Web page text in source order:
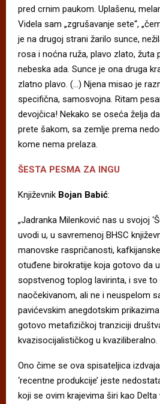
pred crnim paukom. Uplašenu,
Videla sam „zgrušavanje sete“,
je na drugoj strani žarilo sunce,
rosa i noćna ruža, plavo zlato, žuta
nebeska ada. Sunce je ona druga
zlatno plavo. (…) Njena misao je
specifična, samosvojna. Ritam
devojčica! Nekako se oseća želja
prete šakom, sa zemlje prema
kome nema prelaza.
ŠESTA PESMA ZA INGU
Književnik Bojan Babić:
„Jadranka Milenković nas u svojoj
uvodi u, u savremenoj BHSC
manovske raspričanosti,
otuđene birokratije koja gotovo da
sopstvenog toplog lavirinta, i sve
naočekivanom, ali ne i neuspelom
pavićevskim anegdotskim
gotovo metafizičkoj tranziciji
kvazisocijalističkog u kvaziliberalno.
Ono čime se ova spisateljica
‘recentne produkcije’ jeste
koji se ovim krajevima širi kao